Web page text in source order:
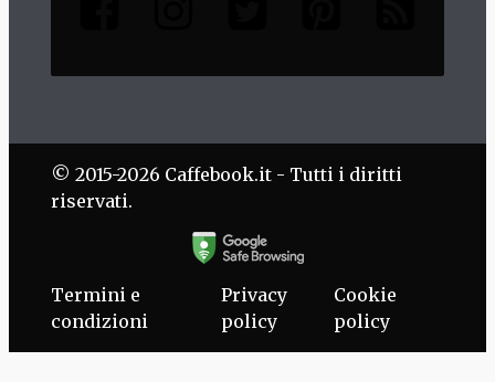
© 2015-2026 Caffebook.it - Tutti i diritti
riservati.
Termini e
condizioni
Privacy
policy
Cookie
policy